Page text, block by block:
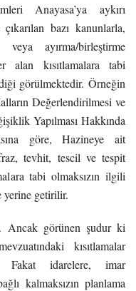
Anayasa’ya aykırı
bazı kanunlarla,
ayırma/birleştirme
alan kısıtlamalara tabi
görülmektedir. Örneğin
Değerlendirilmesi ve
Yapılması Hakkında
göre, Hazineye ait
tevhit, tescil ve tespit
tabi olmaksızın ilgili
getirilir.
Ancak görünen şudur ki
kısıtlamalar
Fakat idarelere, imar
kalmaksızın planlama